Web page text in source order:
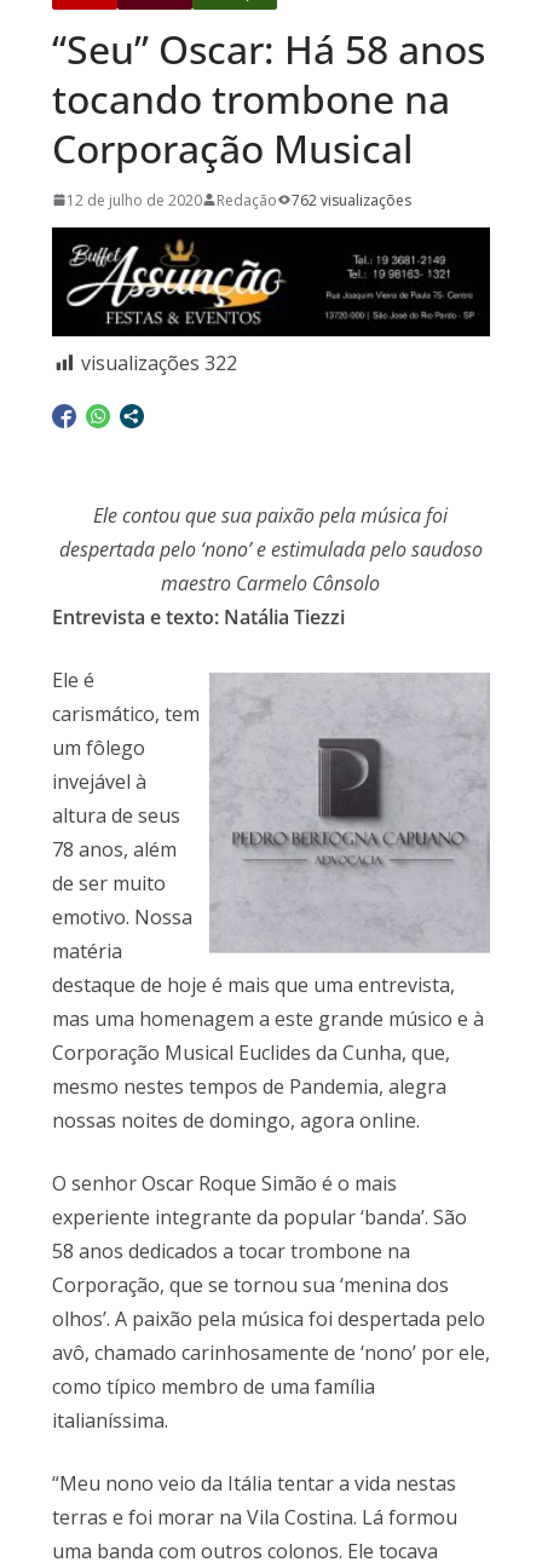
“Seu” Oscar: Há 58 anos
tocando trombone na
Corporação Musical
12 de julho de 2020 Redação 762 visualizações
visualizações 322
Ele contou que sua paixão pela música foi
despertada pelo ‘nono’ e estimulada pelo saudoso
maestro Carmelo Cônsolo
Entrevista e texto: Natália Tiezzi
Ele é
carismático, tem
um fôlego
invejável à
altura de seus
78 anos, além
de ser muito
emotivo. Nossa
matéria
destaque de hoje é mais que uma entrevista,
mas uma homenagem a este grande músico e à
Corporação Musical Euclides da Cunha, que,
mesmo nestes tempos de Pandemia, alegra
nossas noites de domingo, agora online.
O senhor Oscar Roque Simão é o mais
experiente integrante da popular ‘banda’. São
58 anos dedicados a tocar trombone na
Corporação, que se tornou sua ‘menina dos
olhos’. A paixão pela música foi despertada pelo
avô, chamado carinhosamente de ‘nono’ por ele,
como típico membro de uma família
italianíssima.
“Meu nono veio da Itália tentar a vida nestas
terras e foi morar na Vila Costina. Lá formou
uma banda com outros colonos. Ele tocava